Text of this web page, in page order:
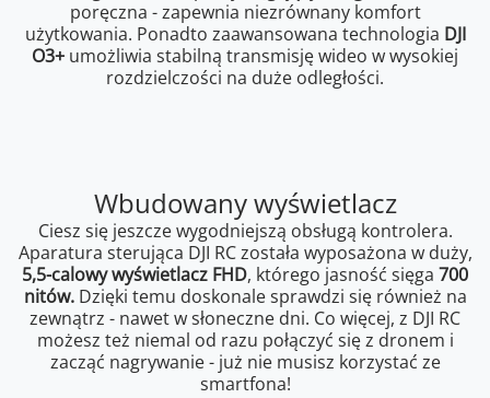
poręczna - zapewnia niezrównany komfort
użytkowania. Ponadto zaawansowana technologia DJI
O3+ umożliwia stabilną transmisję wideo w wysokiej
rozdzielczości na duże odległości.
Wbudowany wyświetlacz
Ciesz się jeszcze wygodniejszą obsługą kontrolera.
Aparatura sterująca DJI RC została wyposażona w duży,
5,5-calowy wyświetlacz FHD, którego jasność sięga 700
nitów.Dzięki temu doskonale sprawdzi się również na
zewnątrz - nawet w słoneczne dni. Co więcej, z DJI RC
możesz też niemal od razu połączyć się z dronem i
zacząć nagrywanie - już nie musisz korzystać ze
smartfona!